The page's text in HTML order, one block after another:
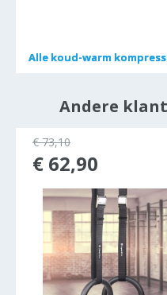
Alle koud-warm
Alle koud-warm
Andere
€ 73,10
€ 62,90